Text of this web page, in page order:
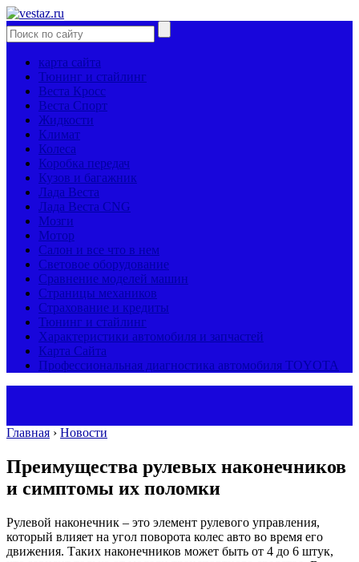
карта сайта
Тюнинг и стайлинг
Веста Кросс
Веста Спорт
Жидкости
Климат
Колеса
Коробка передач
Кузов и багажник
Лада Веста
Лада Веста CNG
Мозги
Мотор
Салон и все что в нем
Световое оборудование
Сравнение моделей машин
Страницы механиков
Страхование и кредиты
Тюнинг и стайлинг
Характеристики автомобиля и запчастей
Карта Сайта
Профессиональная диагностика автомобиля TOYOTA
Главная › Новости
Преимущества рулевых наконечников
и симптомы их поломки
Рулевой наконечник – это элемент рулевого управления,
который влияет на угол поворота колес авто во время его
движения. Таких наконечников может быть от 4 до 6 штук,